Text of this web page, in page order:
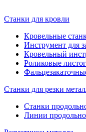
Станки для кровли
Кровельные
Инструмент для
Кровельный
Роликовые
Станки для резки
Станки
Линии